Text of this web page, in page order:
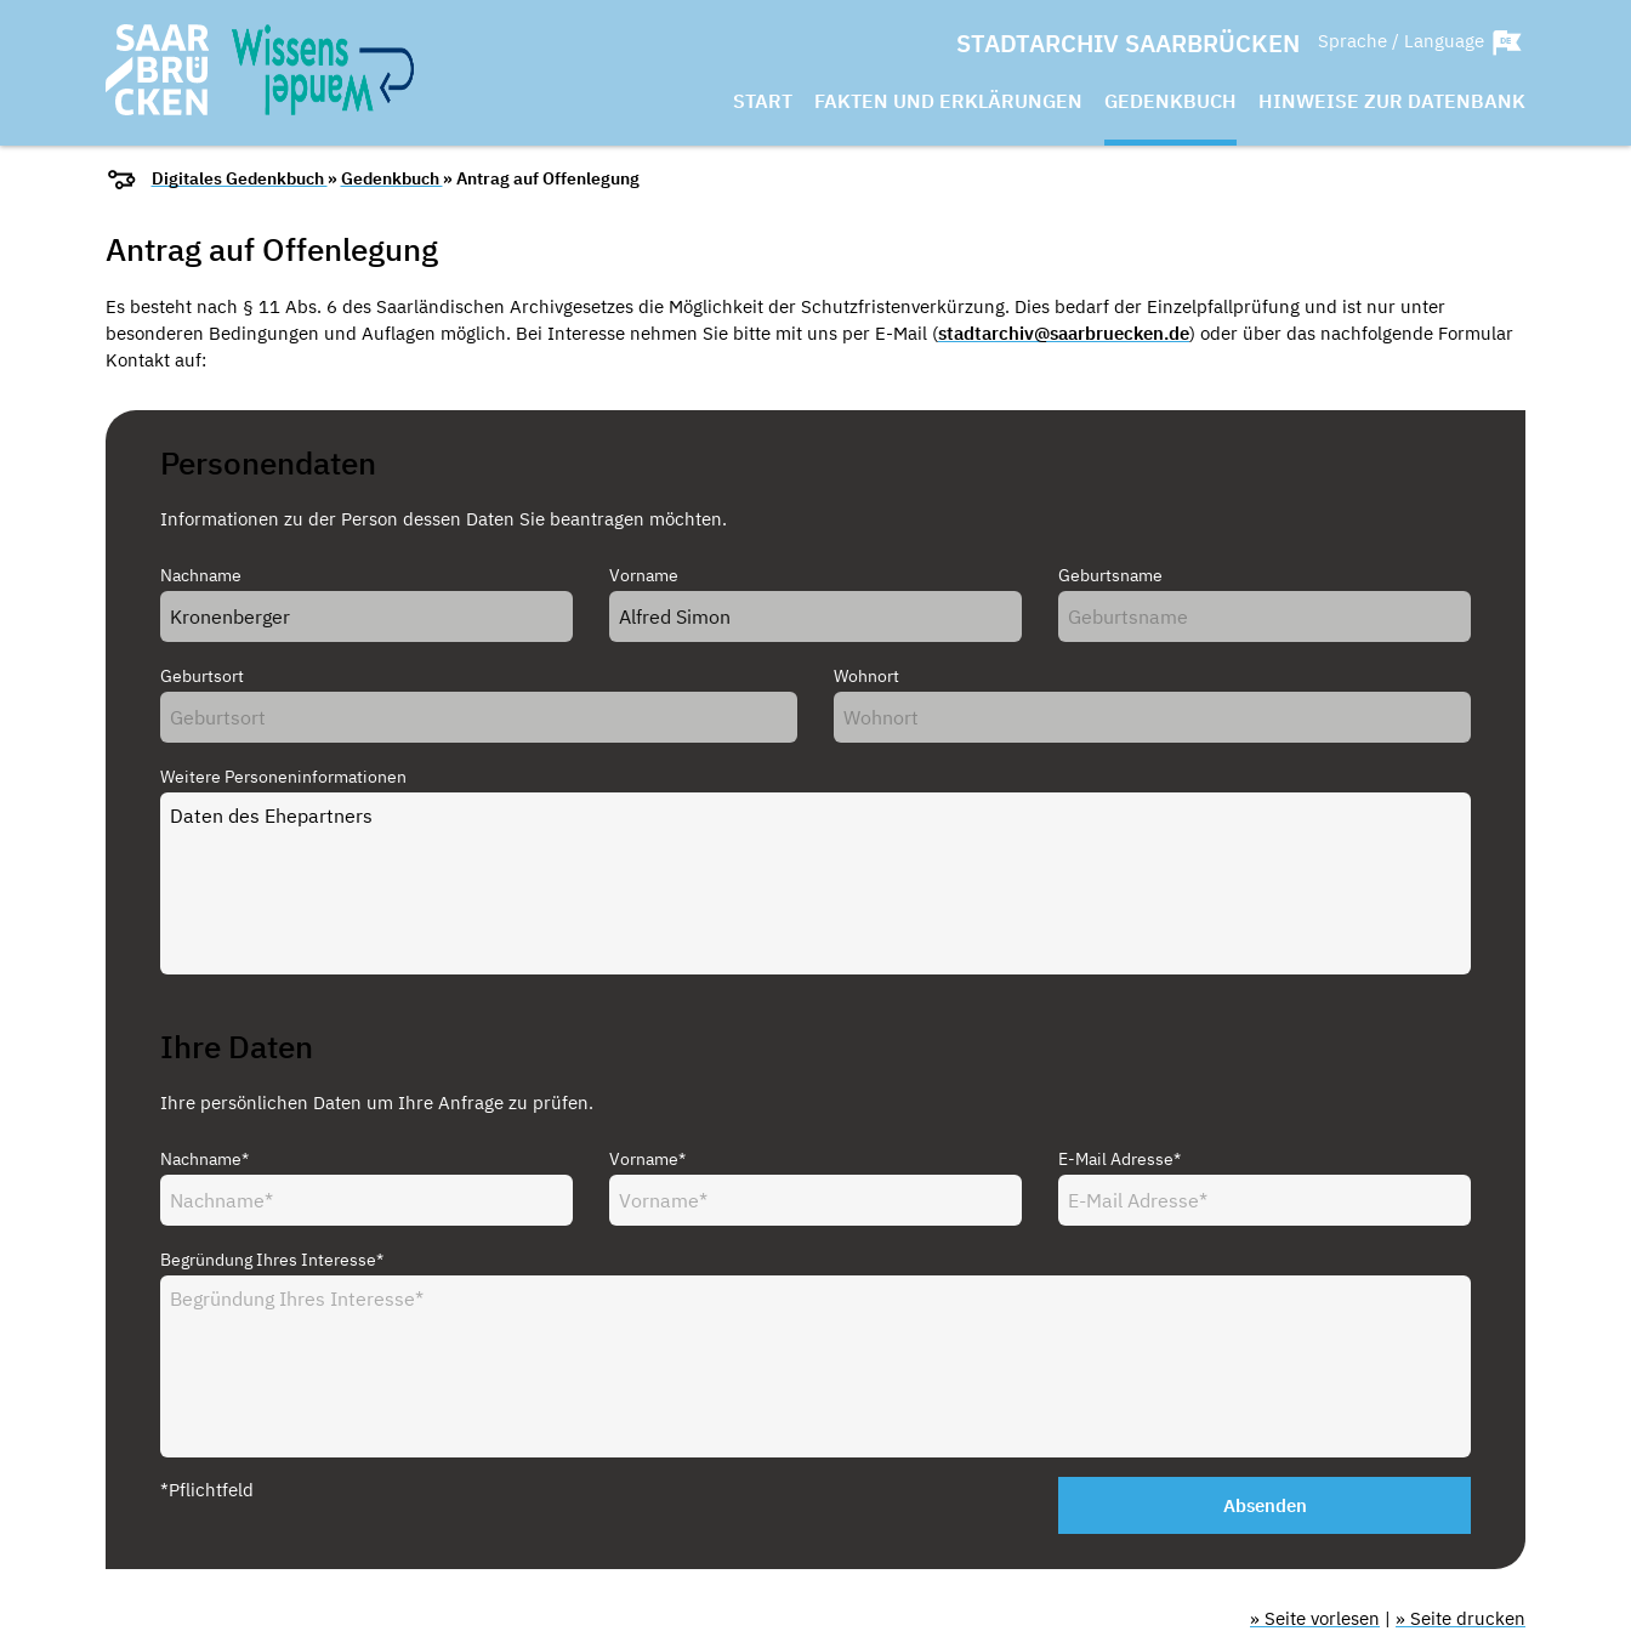
STADTARCHIV SAARBRÜCKEN Sprache / Language
START FAKTEN UND ERKLÄRUNGEN GEDENKBUCH HINWEISE ZUR DATENBANK
Digitales Gedenkbuch »Gedenkbuch » Antrag auf Offenlegung
Antrag auf Offenlegung
Es besteht nach § 11 Abs. 6 des Saarländischen Archivgesetzes die Möglichkeit der Schutzfristenverkürzung. Dies bedarf der Einzelpfallprüfung und ist nur unter
besonderen Bedingungen und Auflagen möglich. Bei Interesse nehmen Sie bitte mit uns per E-Mail (stadtarchiv@saarbruecken.de) oder über das nachfolgende Formular
Kontakt auf:
Personendaten
Informationen zu der Person dessen Daten Sie beantragen möchten.
Nachname Vorname Geburtsname
Geburtsort Wohnort
Weitere Personeninformationen
Ihre Daten
Ihre persönlichen Daten um Ihre Anfrage zu prüfen.
Nachname* Vorname* E-Mail Adresse*
Begründung Ihres Interesse*
*Pflichtfeld
Absenden
» Seite vorlesen | » Seite drucken